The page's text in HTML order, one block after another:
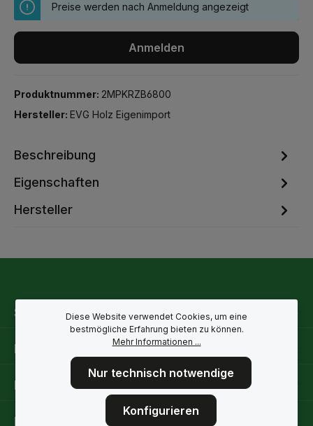
Preise werden nach Anmeldung angezeigt
Anmelden
Produktnummer: 2MPKRZB6800
Hersteller: EVG Holz Eigenimport
Beschreibung
Eigenschaften
Hersteller
Service-Hotline
Rechtliche Hinweise
Informationen
Folge uns
Diese Website verwendet Cookies, um eine
bestmögliche Erfahrung bieten zu können.
Mehr Informationen ...
Nur technisch notwendige
Konfigurieren